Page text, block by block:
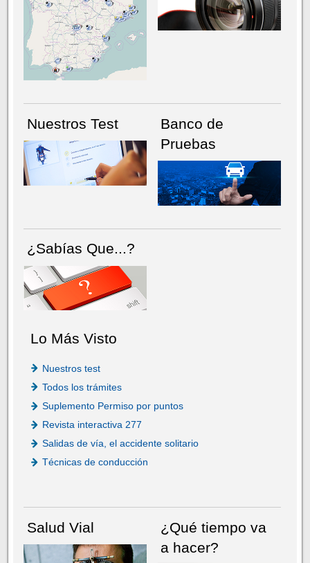
NÚMERO ACTUALHEMEROTECA
Nuestros Test
Banco de
Pruebas
¿Sabías Que...?
Lo Más Visto
Nuestros test
Todos los trámites
Suplemento Permiso por puntos
Revista interactiva 277
Salidas de vía, el accidente solitario
Técnicas de conducción
Salud Vial
¿Qué tiempo va
a hacer?